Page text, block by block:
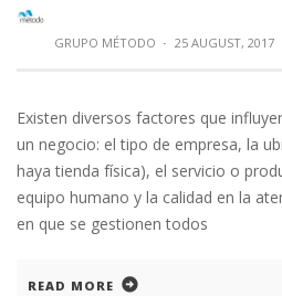
GRUPO MÉTODO · 25 AUGUST, 2017
Existen diversos factores que
un negocio: el tipo de empresa, la
haya tienda física), el servicio o
equipo humano y la calidad en la
en que se gestionen todos
READ MORE